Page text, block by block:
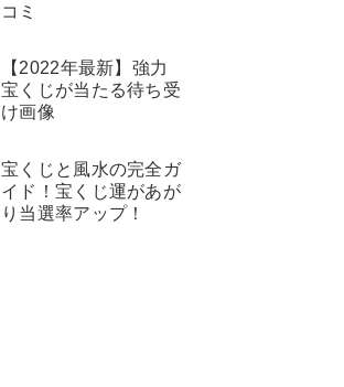
コミ
【2022年最新】強力
宝くじが当たる待ち受
け画像
宝くじと風水の完全ガ
イド！宝くじ運があが
り当選率アップ！